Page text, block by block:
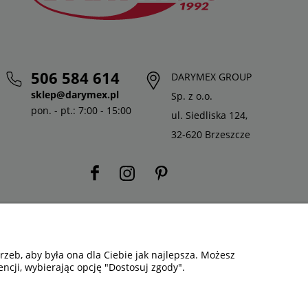
506 584 614
sklep@darymex.pl
pon. - pt.: 7:00 - 15:00
DARYMEX GROUP
Sp. z o.o.
ul. Siedliska 124,
32-620 Brzeszcze
aby była ona dla Ciebie jak najlepsza. Możesz
wybierając opcję "Dostosuj zgody".